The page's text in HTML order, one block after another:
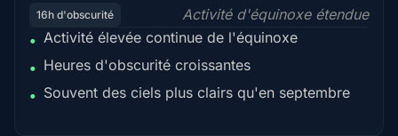
16h d'obscurité
Activité d'équinoxe étendue
• Activité élevée continue de l'équinoxe
• Heures d'obscurité croissantes
• Souvent des ciels plus clairs qu'en septembre